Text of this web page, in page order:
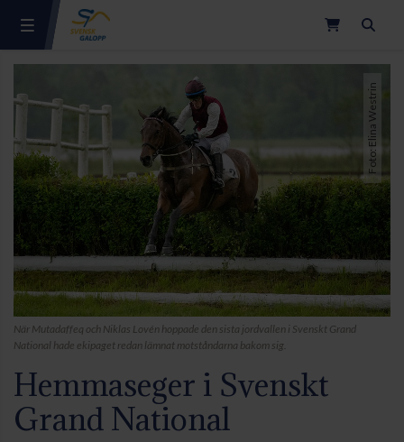
Foto: Elina Westrin
När Mutadaffeq och Niklas Lovén hoppade den sista jordvallen i Svenskt Grand
National hade ekipaget redan lämnat motståndarna bakom sig.
Hemmaseger i Svenskt
Grand National